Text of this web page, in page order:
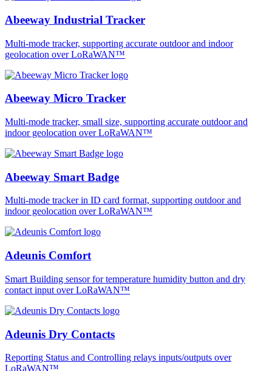
Abeeway Industrial Tracker
Multi-mode tracker, supporting accurate outdoor and indoor
geolocation over LoRaWAN™
Abeeway Micro Tracker
Multi-mode tracker, small size, supporting accurate outdoor and
indoor geolocation over LoRaWAN™
Abeeway Smart Badge
Multi-mode tracker in ID card format, supporting outdoor and
indoor geolocation over LoRaWAN™
Adeunis Comfort
Smart Building sensor for temperature humidity button and dry
contact input over LoRaWAN™
Adeunis Dry Contacts
Reporting Status and Controlling relays inputs/outputs over
LoRaWAN™